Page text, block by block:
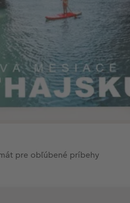
pre obľúbené príbehy